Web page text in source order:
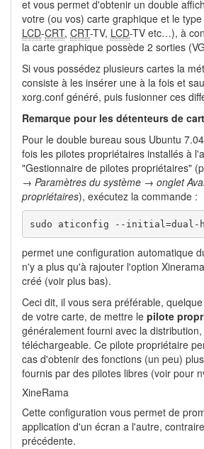
et vous permet d'obtenir un double
votre (ou vos) carte graphique et le
LCD-CRT, CRT-TV, LCD-TV etc…), à
la carte graphique possède 2 sorties
Si vous possédez plusieurs cartes la
consiste à les insérer une à la fois et
xorg.conf généré, puis fusionner ces
Remarque pour les détenteurs de
Pour le double bureau sous Ubuntu
fois les pilotes propriétaires installés à
"Gestionnaire de pilotes propriétaires"
→ Paramètres du système → onglet
propriétaires), exécutez la commande :
sudo aticonfig --initial=dual-
permet une configuration automatique
n'y a plus qu'à rajouter l'option
créé (voir plus bas).
Ceci dit, il vous sera préférable,
de votre carte, de mettre le pilote
généralement fourni avec la
téléchargeable. Ce pilote propriétaire
cas d'obtenir des fonctions (un peu)
fournis par des pilotes libres (voir pour
XineRama
Cette configuration vous permet de
application d'un écran a l'autre,
précédente.